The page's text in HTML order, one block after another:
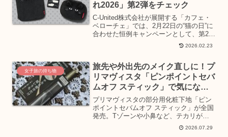
れ2026」第2弾をチェック
C-United株式会社が展開する「カフェ・
ベローチェ」では、2月22日の“猫の日”に
合わせた恒例キャンペーンとして、第2弾
「黒ねこまみれ2026」を2月19日（木）
より発売。毎日持ち歩きたいキュートさ
っ...
2026.02.23
女子旅の持ち物
旅先や外出先のメイク直しに！プ
リマヴィスタ「ピンポイントセバ
ムオフ スティック」で気になる
テカリをケア
プリマヴィスタの部分用化粧下地「ピン
ポイントセバムオフ スティック」が全国
発売。Tゾーンや小鼻など、テカリが気
になる部分を狙って使えるスティックの
特徴や、メイク前・お直し時の使い方を
2026.07.29